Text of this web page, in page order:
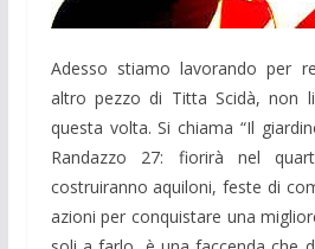
Adesso stiamo lavorando per
altro pezzo di Titta Scidà, non
questa volta. Si chiama “Il
Randazzo 27: fiorirà nel
costruiranno aquiloni, feste di
azioni per conquistare una